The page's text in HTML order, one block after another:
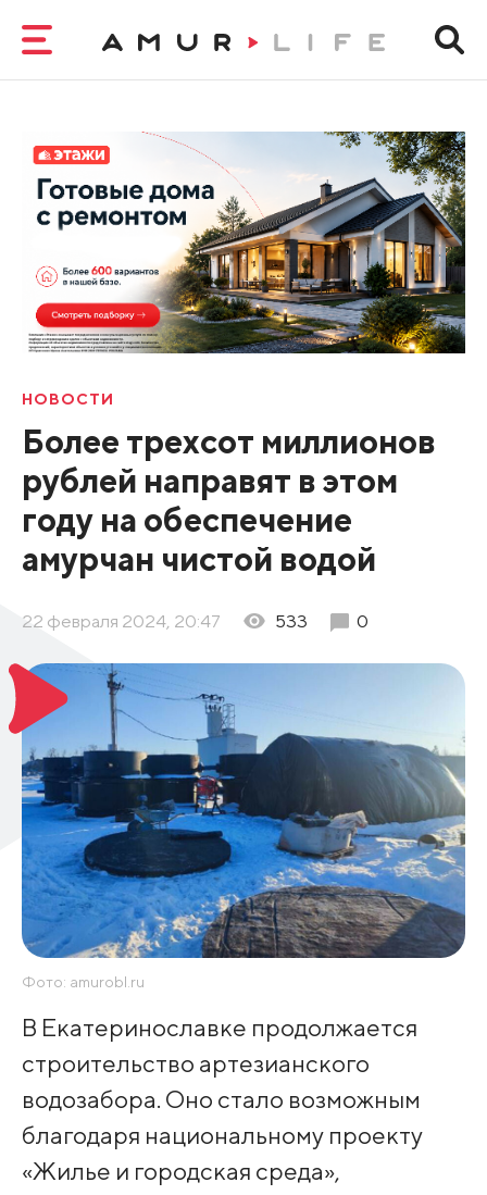
НОВОСТИ
Более трехсот миллионов
рублей направят в этом
году на обеспечение
амурчан чистой водой
22 февраля 2024, 20:47 533 0
Фото: amurobl.ru
В Екатеринославке продолжается
строительство артезианского
водозабора. Оно стало возможным
благодаря национальному проекту
«Жилье и городская среда»,